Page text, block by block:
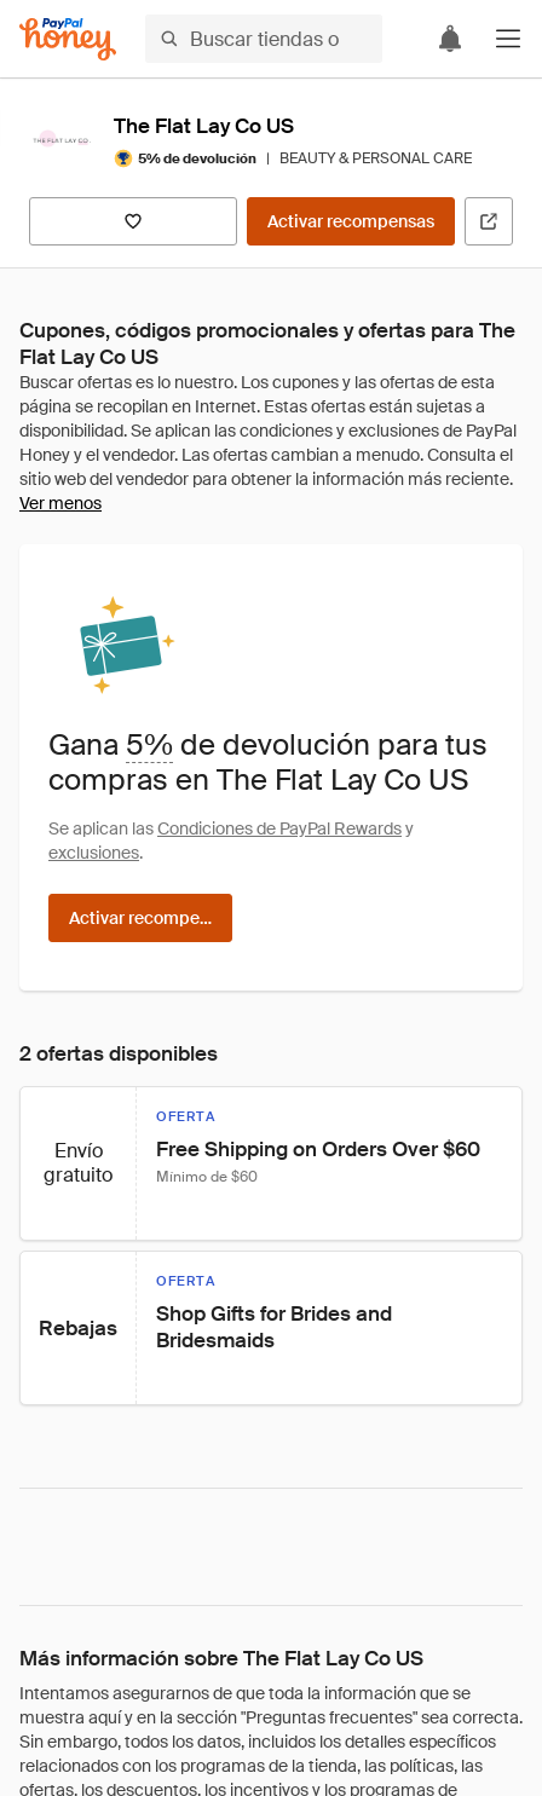
The Flat Lay Co US
5% de devolución | BEAUTY & PERSONAL CARE
Activar recompensas
Cupones, códigos promocionales y ofertas para The
Flat Lay Co US
Ver menos
Gana 5% de devolución para tus
compras en The Flat Lay Co US
Se aplican lasCondiciones de PayPal Rewardsy
exclusiones.
Activar recompensas
2 ofertas disponibles
Envío
gratuito
OFERTA
Free Shipping on Orders Over $60
Mínimo de $60
Rebajas
OFERTA
Shop Gifts for Brides and
Bridesmaids
Más información sobre The Flat Lay Co US
Intentamos asegurarnos de que toda la información que se
muestra aquí y en la sección "Preguntas frecuentes" sea correcta.
Sin embargo, todos los datos, incluidos los detalles específicos
relacionados con los programas de la tienda, las políticas, las
ofertas, los descuentos, los incentivos y los programas de